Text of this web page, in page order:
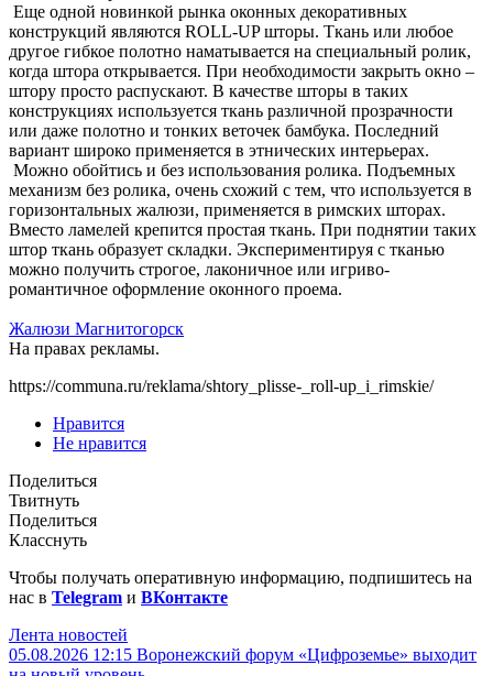
Еще одной новинкой рынка оконных декоративных
конструкций являются ROLL-UP шторы. Ткань или любое
другое гибкое полотно наматывается на специальный ролик,
когда штора открывается. При необходимости закрыть окно –
штору просто распускают. В качестве шторы в таких
конструкциях используется ткань различной прозрачности
или даже полотно и тонких веточек бамбука. Последний
вариант широко применяется в этнических интерьерах.
Можно обойтись и без использования ролика. Подъемных
механизм без ролика, очень схожий с тем, что используется в
горизонтальных жалюзи, применяется в римских шторах.
Вместо ламелей крепится простая ткань. При поднятии таких
штор ткань образует складки. Экспериментируя с тканью
можно получить строгое, лаконичное или игриво-
романтичное оформление оконного проема.
Жалюзи Магнитогорск
На правах рекламы.
https://communa.ru/reklama/shtory_plisse-_roll-up_i_rimskie/
Нравится
Не нравится
Поделиться
Твитнуть
Поделиться
Класснуть
Чтобы получать оперативную информацию, подпишитесь на
нас в Telegram и ВКонтакте
Лента новостей
05.08.2026 12:15 Воронежский форум «Цифроземье» выходит